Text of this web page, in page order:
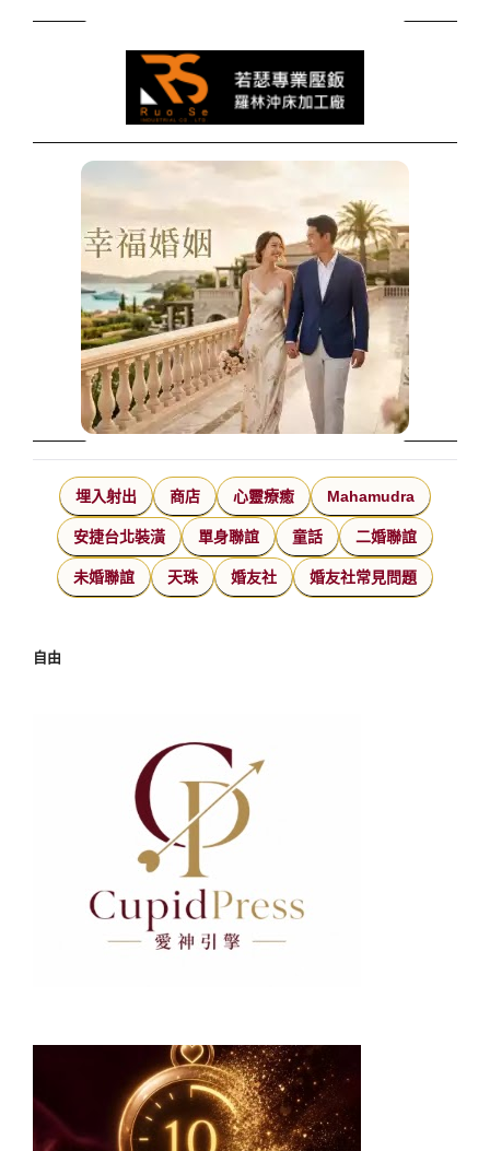
埋入射出 商店 心靈療癒 Mahamudra
安捷台北裝潢 單身聯誼 童話 二婚聯誼
未婚聯誼 天珠 婚友社 婚友社常見問題
自由